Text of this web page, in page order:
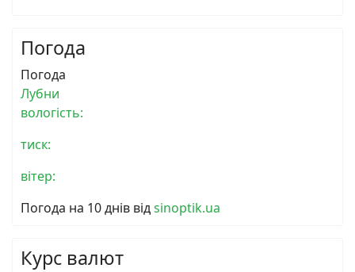
Погода
Погода
Лубни
вологість:
тиск:
вітер:
Погода на 10 днів відsinoptik.ua
Курс валют